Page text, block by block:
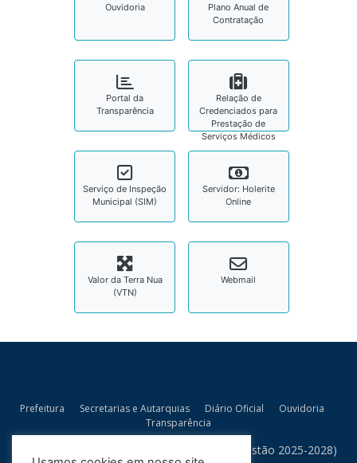
Ouvidoria
Plano Anual de
Contratação
Portal da
Transparência
Relação de
Credenciados para
Prestação de
Serviços Médicos
Serviço de Inspeção
Municipal (SIM)
Servidor: Holerite
Online
Valor da Terra Nua
(VTN)
Webmail
Prefeitura Secretarias e Autarquias Diário Oficial
Ouvidoria
Transparência
Prefeitura Municipal de Bandeirantes/MS (Gestão 2025-2028)